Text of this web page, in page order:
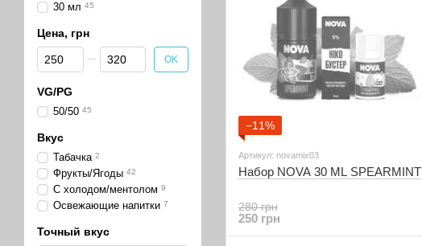
−11%
Артикул: novamix03
Набор NOVA 30 ML SPEARMINT
280 грн
250 грн
30 мл 45
Цена, грн
От Цена, грн
До Цена, грн OK
VG/PG
50/50 45
Вкус
Табачка 2
Фрукты/Ягоды 42
С холодом/ментолом 9
Освежающие напитки 7
Точный вкус